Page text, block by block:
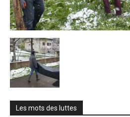
Les mots des luttes